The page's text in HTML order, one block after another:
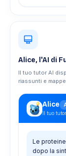
Alice, l'AI di
Il tuo tutor AI
riassunti e
Alice
Il tuo
Le
dopo la